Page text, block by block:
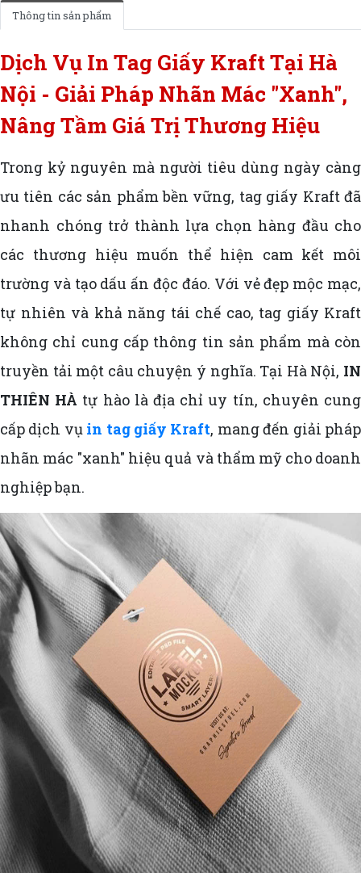
Thông tin sản phẩm
Dịch Vụ In Tag Giấy Kraft Tại Hà
Nội - Giải Pháp Nhãn Mác "Xanh",
Nâng Tầm Giá Trị Thương Hiệu
Trong kỷ nguyên mà người tiêu dùng ngày càng
ưu tiên các sản phẩm bền vững, tag giấy Kraft đã
nhanh chóng trở thành lựa chọn hàng đầu cho
các thương hiệu muốn thể hiện cam kết môi
trường và tạo dấu ấn độc đáo. Với vẻ đẹp mộc mạc,
tự nhiên và khả năng tái chế cao, tag giấy Kraft
không chỉ cung cấp thông tin sản phẩm mà còn
truyền tải một câu chuyện ý nghĩa. Tại Hà Nội, IN
THIÊN HÀ tự hào là địa chỉ uy tín, chuyên cung
cấp dịch vụ in tag giấy Kraft, mang đến giải pháp
nhãn mác "xanh" hiệu quả và thẩm mỹ cho doanh
nghiệp bạn.